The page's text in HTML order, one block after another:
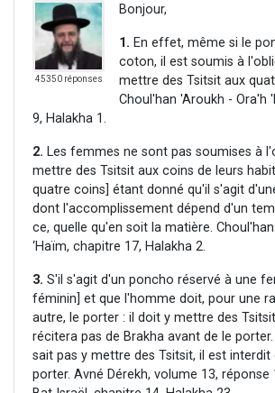
45350 réponses
Bonjour,
1. En effet, même si le
coton, il est soumis à
mettre des Tsitsit aux
Choul'han 'Aroukh - Ora'h
9, Halakha 1.
2. Les femmes ne sont pas soumises à
mettre des Tsitsit aux coins de leurs
quatre coins] étant donné qu'il s'agit
dont l'accomplissement dépend d'un
ce, quelle qu'en soit la matière. Choul'han
‘Haïm, chapitre 17, Halakha 2.
3. S'il s'agit d'un poncho réservé à une
féminin] et que l'homme doit, pour une
autre, le porter : il doit y mettre des
récitera pas de Brakha avant de le
sait pas y mettre des Tsitsit, il est interdit
porter. Avné Dérekh, volume 13, réponse